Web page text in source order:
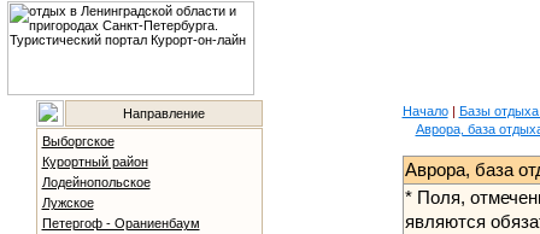
Направление
Выборгское
Курортный район
Лодейнопольское
Лужское
Петергоф - Ораниенбаум
Начало| Базы
Аврора, база
Аврора, база
* Поля,
являются